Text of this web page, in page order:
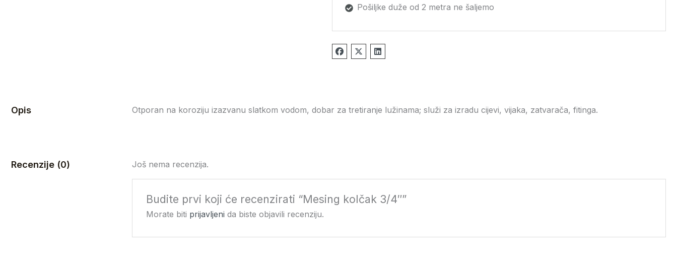
Pošiljke duže od 2 metra ne šaljemo
Opis Otporan na koroziju izazvanu slatkom vodom, dobar za tretiranje lužinama; služi za izradu cijevi, vijaka, zatvarača, fitinga.
Recenzije (0) Još nema recenzija.
Budite prvi koji će recenzirati “Mesing kolčak 3/4″”
Morate biti prijavljeni da biste objavili recenziju.